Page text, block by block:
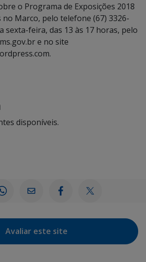
o Programa de Exposições 2018
Marco, pelo telefone (67) 3326-
sexta-feira, das 13 às 17 horas, pelo
e no site
disponíveis.
Avaliar este site